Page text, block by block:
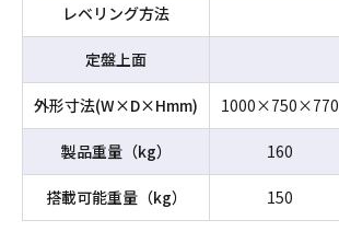
レベリング方法
定盤上面
外形寸法(W×D×Hmm) 1000×750×770
製品重量（kg） 160
搭載可能重量（kg） 150